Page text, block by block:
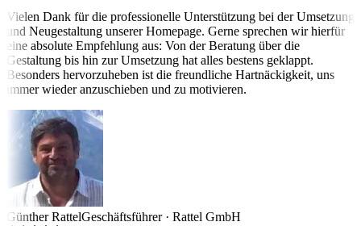
Vielen Dank für die professionelle Unterstützung bei der Umsetzung
und Neugestaltung unserer Homepage. Gerne sprechen wir hierfür
eine absolute Empfehlung aus: Von der Beratung über die
Gestaltung bis hin zur Umsetzung hat alles bestens geklappt.
Besonders hervorzuheben ist die freundliche Hartnäckigkeit, uns
immer wieder anzuschieben und zu motivieren.
Günther RattelGeschäftsführer· Rattel GmbH